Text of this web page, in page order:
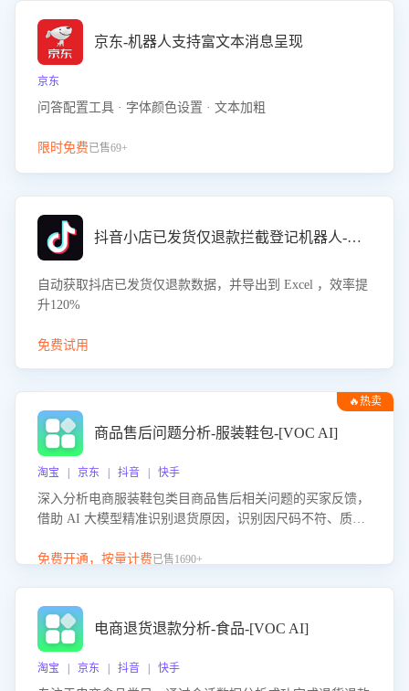
京东-机器人支持富文本消息呈现
京东
问答配置工具 · 字体颜色设置 · 文本加粗
限时免费已售69+
抖音小店已发货仅退款拦截登记机器人-八爪鱼
自动获取抖店已发货仅退款数据，并导出到 Excel ，效率提
升120%
免费试用
🔥热卖
商品售后问题分析-服装鞋包-[VOC AI]
淘宝 | 京东 | 抖音 | 快手
深入分析电商服装鞋包类目商品售后相关问题的买家反馈，
借助 AI 大模型精准识别退货原因，识别因尺码不符、质量
议，助力商家优化产品或服务，实现销售额的显著提升。
免费开通，按量计费已售1690+
电商退货退款分析-食品-[VOC AI]
淘宝 | 京东 | 抖音 | 快手